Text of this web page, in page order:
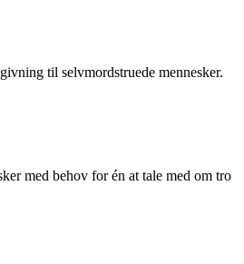
til selvmordstruede mennesker.
med behov for én at tale med om tro